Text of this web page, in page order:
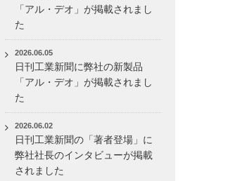
「アル・デオ」が掲載されまし
た
2026.06.05
日刊工業新聞に弊社の新製品
「アル・デオ」が掲載されまし
た
2026.06.02
日刊工業新聞の「著者登場」に
弊社社長のインタビューが掲載
されました